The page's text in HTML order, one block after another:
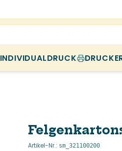
INDIVIDUALDRUCK
Artikel-Nr.: sm_321100200